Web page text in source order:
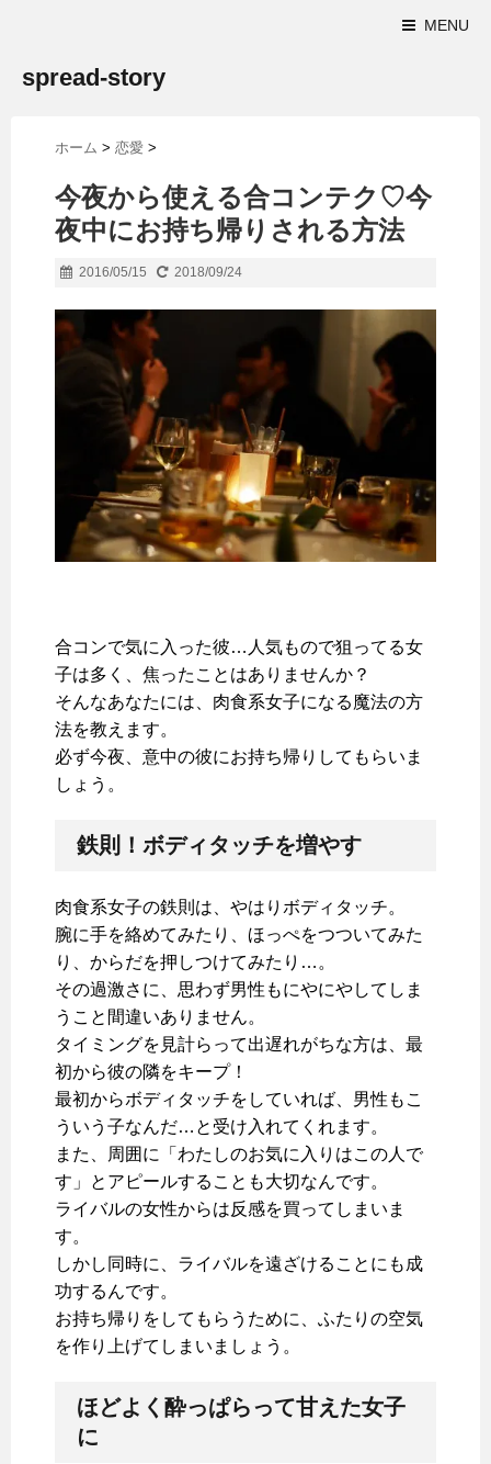
MENU
spread-story
ホーム > 恋愛 >
今夜から使える合コンテク♡今
夜中にお持ち帰りされる方法
2016/05/15 2018/09/24
合コンで気に入った彼…人気もので狙ってる女
子は多く、焦ったことはありませんか？
そんなあなたには、肉食系女子になる魔法の方
法を教えます。
必ず今夜、意中の彼にお持ち帰りしてもらいま
しょう。
鉄則！ボディタッチを増やす
肉食系女子の鉄則は、やはりボディタッチ。
腕に手を絡めてみたり、ほっぺをつついてみた
り、からだを押しつけてみたり…。
その過激さに、思わず男性もにやにやしてしま
うこと間違いありません。
タイミングを見計らって出遅れがちな方は、最
初から彼の隣をキープ！
最初からボディタッチをしていれば、男性もこ
ういう子なんだ…と受け入れてくれます。
また、周囲に「わたしのお気に入りはこの人で
す」とアピールすることも大切なんです。
ライバルの女性からは反感を買ってしまいま
す。
しかし同時に、ライバルを遠ざけることにも成
功するんです。
お持ち帰りをしてもらうために、ふたりの空気
を作り上げてしまいましょう。
ほどよく酔っぱらって甘えた女子
に